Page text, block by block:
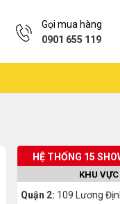
Gọi mua hàng
0901 655 119
HỆ THỐNG 15
KHU
Quận 2: 109 Lương